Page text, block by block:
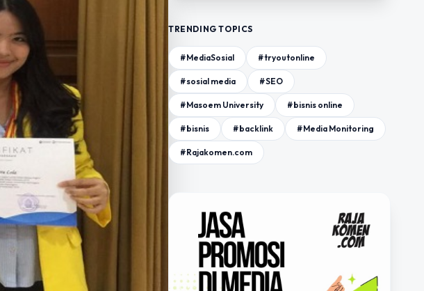
TRENDING TOPICS
#MediaSosial #tryoutonline
#sosial media #SEO
#Masoem University #bisnis online
#bisnis #backlink #Media Monitoring
#Rajakomen.com